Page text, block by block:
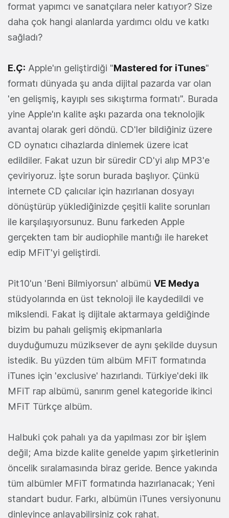
format yapımcı ve sanatçılara neler katıyor? Size
daha çok hangi alanlarda yardımcı oldu ve katkı
sağladı?
E.Ç: Apple'ın geliştirdiği "Mastered for iTunes"
formatı dünyada şu anda dijital pazarda var olan
'en gelişmiş, kayıplı ses sıkıştırma formatı". Burada
yine Apple'ın kalite aşkı pazarda ona teknolojik
avantaj olarak geri döndü. CD'ler bildiğiniz üzere
CD oynatıcı cihazlarda dinlemek üzere icat
edildiler. Fakat uzun bir süredir CD'yi alıp MP3'e
çeviriyoruz. İşte sorun burada başlıyor. Çünkü
internete CD çalıcılar için hazırlanan dosyayı
dönüştürüp yüklediğinizde çeşitli kalite sorunları
ile karşılaşıyorsunuz. Bunu farkeden Apple
gerçekten tam bir audiophile mantığı ile hareket
edip MFiT'yi geliştirdi.
Pit10'un 'Beni Bilmiyorsun' albümü VE Medya
stüdyolarında en üst teknoloji ile kaydedildi ve
mikslendi. Fakat iş dijitale aktarmaya geldiğinde
bizim bu pahalı gelişmiş ekipmanlarla
duyduğumuzu müziksever de aynı şekilde duysun
istedik. Bu yüzden tüm albüm MFiT formatında
iTunes için 'exclusive' hazırlandı. Türkiye'deki ilk
MFiT rap albümü, sanırım genel kategoride ikinci
MFiT Türkçe albüm.
Halbuki çok pahalı ya da yapılması zor bir işlem
değil; Ama bizde kalite genelde yapım şirketlerinin
öncelik sıralamasında biraz geride. Bence yakında
tüm albümler MFiT formatında hazırlanacak; Yeni
standart budur. Farkı, albümün iTunes versiyonunu
dinleyince anlayabilirsiniz çok rahat.